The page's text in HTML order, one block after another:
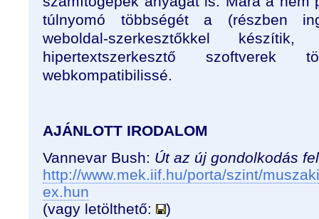
túlnyomó többségét a (részben
weboldal-szerkesztőkkel
hipertextszerkesztő szoftverek
webkompatibilissé.
AJÁNLOTT IRODALOM
Vannevar Bush: Út az új gondolkodás
http://www.mek.iif.hu/porta/szint/
ex.hun
(vagy letölthető:
)